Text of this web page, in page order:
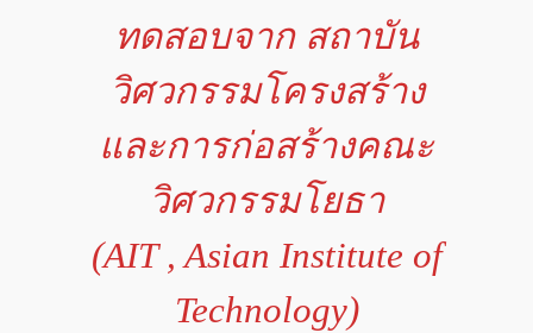
ทดสอบจาก สถาบัน
วิศวกรรมโครงสร้าง
และการก่อสร้างคณะ
วิศวกรรมโยธา
(AIT , Asian Institute of
Technology)